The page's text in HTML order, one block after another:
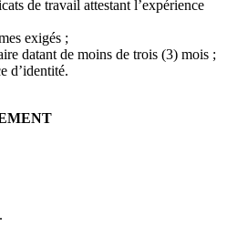
de travail attestant l’expérience
exigés ;
datant de moins de trois (3) mois ;
d’identité.